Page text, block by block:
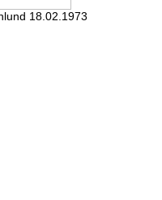
18.02.1973